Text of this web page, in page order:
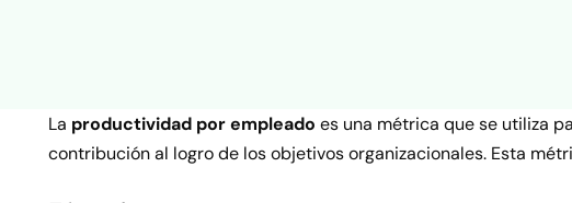
La productividad por empleado es una métrica que se utiliza
contribución al logro de los objetivos organizacionales. Esta